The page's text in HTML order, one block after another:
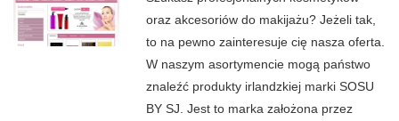
oraz akcesoriów do makijażu? Jeżeli tak,
to na pewno zainteresuje cię nasza oferta.
W naszym asortymencie mogą państwo
znaleźć produkty irlandzkiej marki SOSU
BY SJ. Jest to marka założona przez